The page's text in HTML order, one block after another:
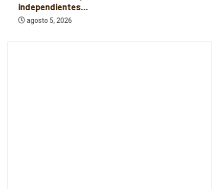
independientes...
agosto 5, 2026